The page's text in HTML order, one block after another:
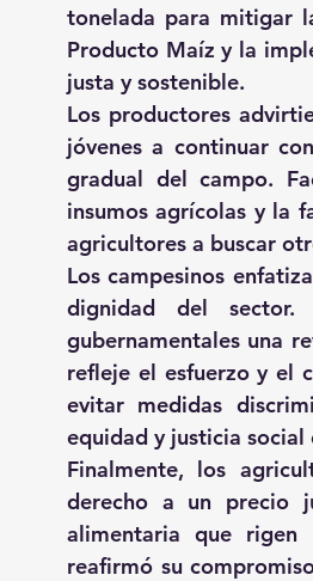
tonelada para mitigar
Producto Maíz y la
justa y sostenible.
Los productores
jóvenes a continuar
gradual del campo.
insumos agrícolas y la
agricultores a buscar
Los campesinos
dignidad del sector.
gubernamentales una
refleje el esfuerzo y el
evitar medidas
equidad y justicia
Finalmente, los
derecho a un precio
alimentaria que rigen
reafirmó su